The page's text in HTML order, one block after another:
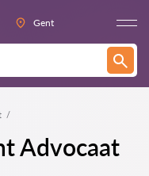
Gent
Advocaat